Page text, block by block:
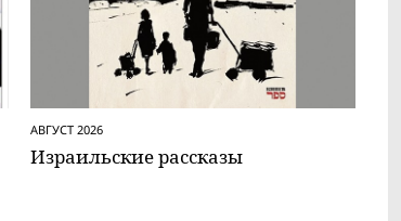
АВГУСТ 2026
Израильские рассказы